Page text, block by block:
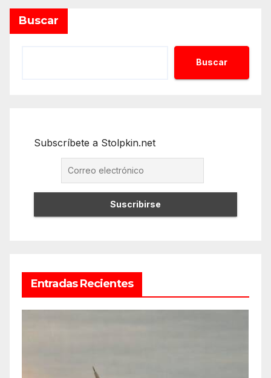
Buscar
Buscar
Subscríbete a Stolpkin.net
Entradas Recientes